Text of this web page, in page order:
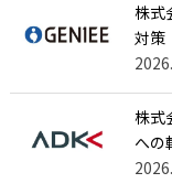
株式
対策
株式
への